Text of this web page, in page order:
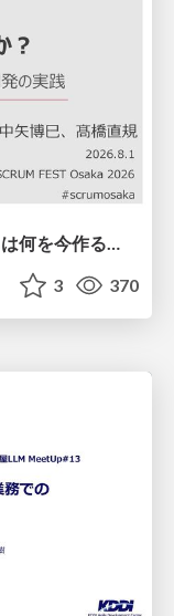
AIは実装を速くする。では、私たちは何を今作るべきか？－立場を越えてリリースに向き合ったチーム開発の実践 / 20260801 Hiromi Nakaya and Naoki Takahashi
3 370